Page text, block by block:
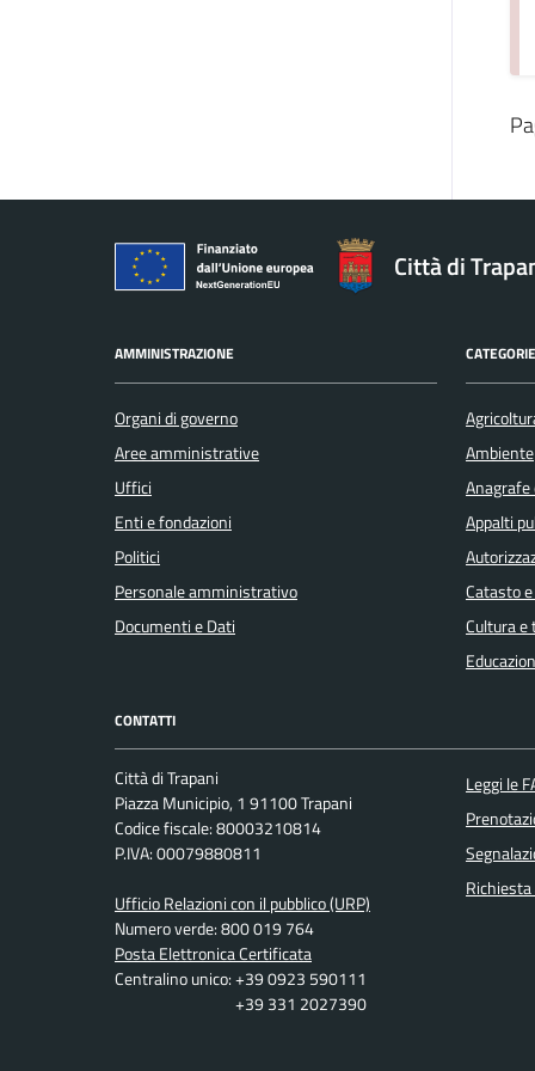
Città di
AMMINISTRAZIONE
Organi di governo
Aree amministrative
Uffici
Enti e fondazioni
Politici
Personale amministrativo
Documenti e Dati
Ambiente
Appalti
Catasto
Cultura e
CONTATTI
Città di Trapani
Piazza Municipio, 1 91100 Trapani
Codice fiscale: 80003210814
P.IVA: 00079880811
Ufficio Relazioni con il pubblico (URP)
Numero verde: 800 019 764
Posta Elettronica Certificata
Centralino unico: +39 0923 590111
+39 331 2027390
Leggi le